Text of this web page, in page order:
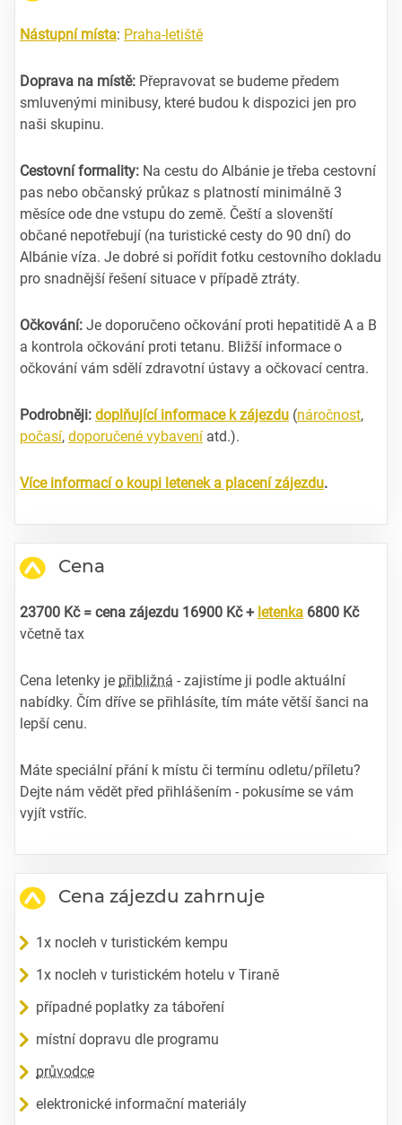
Nástupní místa: Praha-letiště
Doprava na místě: Přepravovat se budeme předem
smluvenými minibusy, které budou k dispozici jen pro
naši skupinu.
Cestovní formality: Na cestu do Albánie je třeba cestovní
pas nebo občanský průkaz s platností minimálně 3
měsíce ode dne vstupu do země. Čeští a slovenští
občané nepotřebují (na turistické cesty do 90 dní) do
Albánie víza. Je dobré si pořídit fotku cestovního dokladu
pro snadnější řešení situace v případě ztráty.
Očkování: Je doporučeno očkování proti hepatitidě A a B
a kontrola očkování proti tetanu. Bližší informace o
očkování vám sdělí zdravotní ústavy a očkovací centra.
Podrobněji: doplňující informace k zájezdu (náročnost,
počasí, doporučené vybavení atd.).
Více informací o koupi letenek a placení zájezdu.
Cena
23700 Kč = cena zájezdu 16900 Kč + letenka 6800 Kč
včetně tax
Cena letenky je přibližná - zajistíme ji podle aktuální
nabídky. Čím dříve se přihlásíte, tím máte větší šanci na
lepší cenu.
Máte speciální přání k místu či termínu odletu/příletu?
Dejte nám vědět před přihlášením - pokusíme se vám
vyjít vstříc.
Cena zájezdu zahrnuje
1x nocleh v turistickém kempu
1x nocleh v turistickém hotelu v Tiraně
případné poplatky za táboření
místní dopravu dle programu
průvodce
elektronické informační materiály